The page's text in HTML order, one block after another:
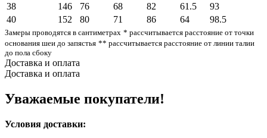
38
146 76 68 82 61.5
93
40
152 80 71 86 64 98.5
Замеры проводятся в сантиметрах * рассчитывается расстояние от точки
основания шеи до запястья ** рассчитывается расстояние от линии талии
до пола сбоку
Доставка и оплата
Доставка и оплата
Уважаемые покупатели!
Условия доставки: